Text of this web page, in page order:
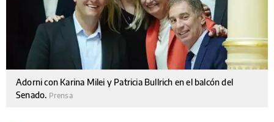
Adorni con Karina Milei y Patricia Bullrich en el balcón del
Senado. Prensa